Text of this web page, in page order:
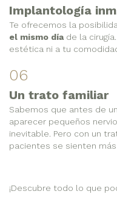
Implantología
Te ofrecemos la
el mismo díade la
estética ni a tu
06
Un trato familiar
Sabemos que antes de
aparecer pequeños
inevitable. Pero con un
pacientes se sienten
¡Descubre todo lo que